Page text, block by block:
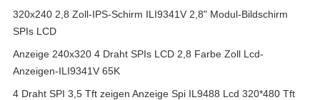
320x240 2,8 Zoll-IPS-Schirm ILI9341V 2,8" Modul-Bildschirm
SPIs LCD
Anzeige 240x320 4 Draht SPIs LCD 2,8 Farbe Zoll Lcd-
Anzeigen-ILI9341V 65K
4 Draht SPI 3,5 Tft zeigen Anzeige Spi IL9488 Lcd 320*480 Tft